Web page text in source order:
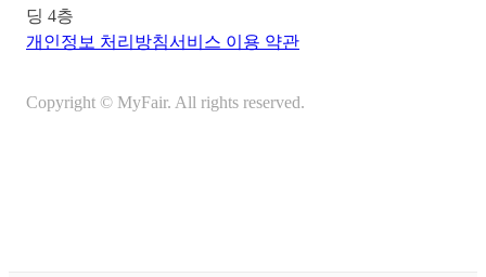
딩 4층
개인정보 처리방침서비스 이용 약관
Copyright © MyFair. All rights reserved.